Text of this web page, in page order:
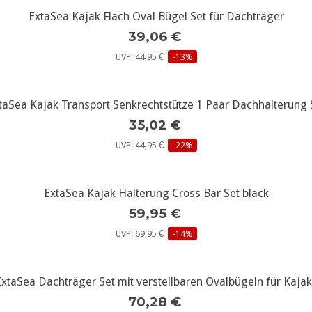
weitere Infos...
ExtaSea Kajak Flach Oval Bügel Set für Dachträger
39,06 €
UVP: 44,95 € -13%
weitere Infos...
Kajak Transport Senkrechtstütze 1 Paar Dachhalterung
35,02 €
UVP: 44,95 € -22%
weitere Infos...
ExtaSea Kajak Halterung Cross Bar Set black
59,95 €
UVP: 69,95 € -14%
weitere Infos...
Dachträger Set mit verstellbaren Ovalbügeln für
70,28 €